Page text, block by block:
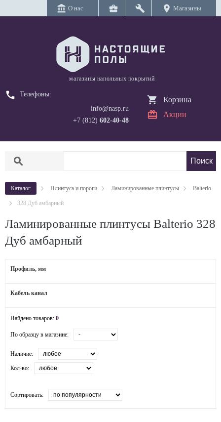
account_balance О нас business_center build location_on Магазины
магазины напольных покрытий
call
Телефоны:
info@nasp.ru
+7 (812) 602-40-48
Корзина
Акции
search
Каталог Плинтуса и пороги Ламинированные плинтусы Balterio
328 Дуб aмбарный
Ламинированные плинтусы Balterio 328
Дуб aмбарный
Профиль, мм
Кабель канал
Найдено товаров: 0
По образцу в магазине:
Наличие:
Кол-во:
Сортировать: